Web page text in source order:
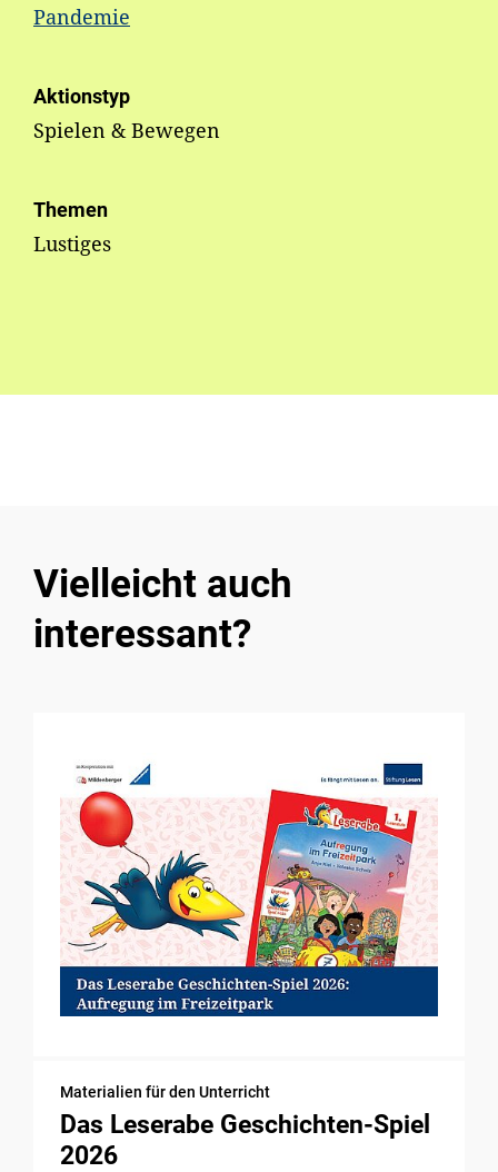
Pandemie
Aktionstyp
Spielen & Bewegen
Themen
Lustiges
Vielleicht auch
interessant?
Materialien für den Unterricht
Das Leserabe Geschichten-Spiel
2026